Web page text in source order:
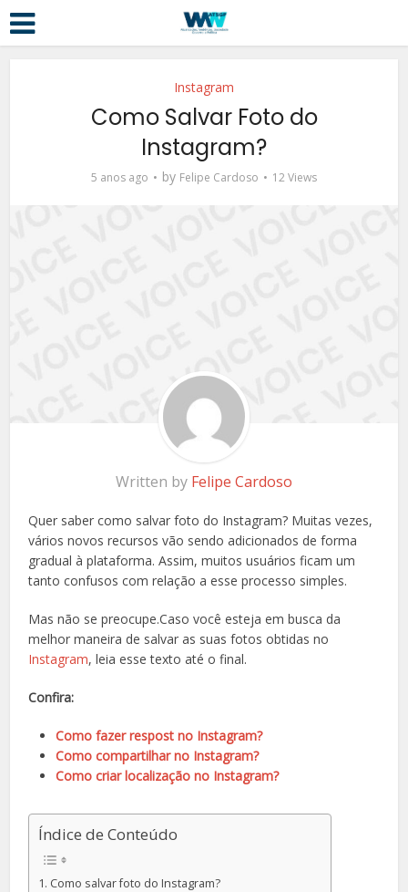
Instagram
Como Salvar Foto do
Instagram?
5 anos ago by Felipe Cardoso 12 Views
Written by Felipe Cardoso
Quer saber como salvar foto do Instagram? Muitas vezes,
vários novos recursos vão sendo adicionados de forma
gradual à plataforma. Assim, muitos usuários ficam um
tanto confusos com relação a esse processo simples.
Mas não se preocupe.Caso você esteja em busca da
melhor maneira de salvar as suas fotos obtidas no
Instagram, leia esse texto até o final.
Confira:
Como fazer respost no Instagram?
Como compartilhar no Instagram?
Como criar localização no Instagram?
Índice de Conteúdo
Como salvar foto do Instagram?